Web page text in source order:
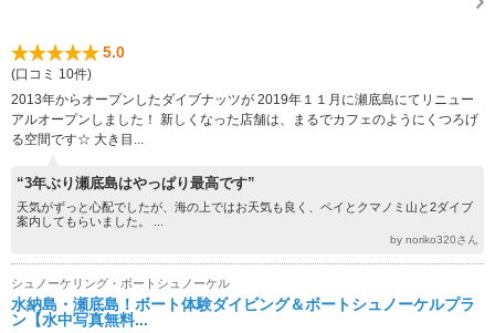
5.0
(口コミ 10件)
2013年からオープンしたダイブナッツが 2019年１１月に瀬底島にてリニュー
アルオープンしました！ 新しくなった店舗は、まるでカフェのようにくつろげ
る空間です☆ 大き目...
“3年ぶり瀬底島はやっぱり最高です”
天気がずっと心配でしたが、海の上ではお天気も良く、ペイとクマノミ山と2ダイブ
案内してもらいました。 ...
by noriko320さん
シュノーケリング・ボートシュノーケル
水納島・瀬底島！ボート体験ダイビング＆ボートシュノーケルプラ
ン【水中写真無料...